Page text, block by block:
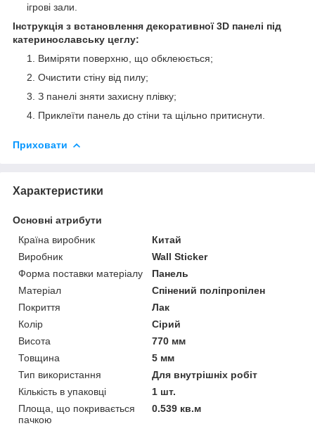
ігрові зали.
Інструкція з встановлення декоративної 3D панелі під
катеринославську цеглу:
Виміряти поверхню, що обклеюється;
Очистити стіну від пилу;
З панелі зняти захисну плівку;
Приклеїти панель до стіни та щільно притиснути.
Приховати
Характеристики
Основні атрибути
Країна виробник
Китай
Виробник
Wall Sticker
Форма поставки матеріалу
Панель
Матеріал
Спінений поліпропілен
Покриття
Лак
Колір
Сірий
Висота
770 мм
Товщина
5 мм
Тип використання
Для внутрішніх робіт
Кількість в упаковці
1 шт.
Площа, що покривається
пачкою
0.539 кв.м